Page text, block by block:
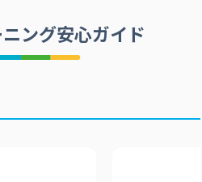
ング安心ガイド